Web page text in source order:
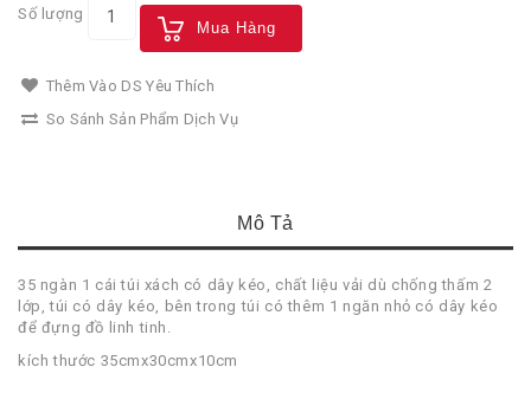
Số lượng
Mua Hàng
Thêm Vào DS Yêu Thích
So Sánh Sản Phẩm Dịch Vụ
Mô Tả
35 ngàn 1 cái túi xách có dây kéo, chất liệu vải dù chống thấm 2
lớp, túi có dây kéo, bên trong túi có thêm 1 ngăn nhỏ có dây kéo
để đựng đồ linh tinh.
kích thước 35cmx30cmx10cm